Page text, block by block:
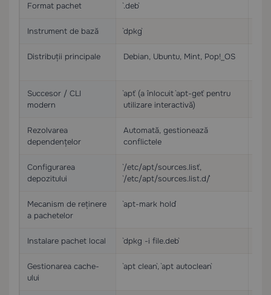
Format pachet `.deb`
Instrument de bază `dpkg`
Distribuții principale Debian, Ubuntu, Mint, Pop!_OS
Succesor / CLI
modern
`apt` (a înlocuit `apt-get` pentru
utilizare interactivă)
Rezolvarea
dependențelor
Automată, gestionează
conflictele
Configurarea
depozitului
`/etc/apt/sources.list`,
`/etc/apt/sources.list.d/`
Mecanism de reținere
a pachetelor
`apt-mark hold`
Instalare pachet local `dpkg -i file.deb`
Gestionarea cache-
ului
`apt clean`, `apt autoclean`